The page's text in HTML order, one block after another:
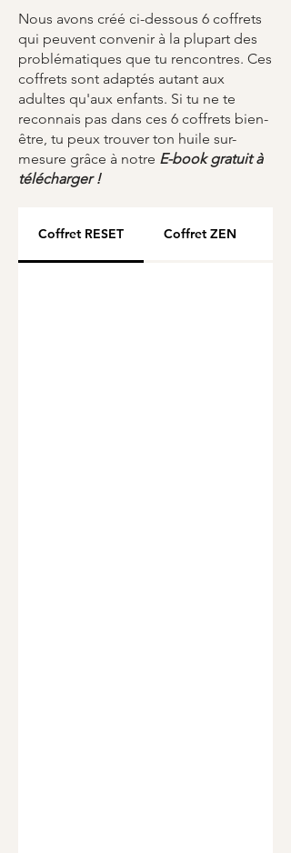
nickel, sans cadium
Tour en perles Miyuki du
Japon
Packaging en carton 100 %
recyclé & 100 % recyclable
Chiffonnette : tissu issu de
chutes de récup-recyclage
Huile essentielle Bio de haute
qualité artisanale
Nous avons créé ci-dessous 6 coffrets
qui peuvent convenir à la plupart des
problématiques que tu rencontres. Ces
coffrets sont adaptés autant aux
adultes qu'aux enfants. Si tu ne te
reconnais pas dans ces 6 coffrets bien-
être, tu peux trouver ton huile sur-
mesure grâce à notre E-book gratuit à
télécharger !
Coffret RESET Coffret ZEN